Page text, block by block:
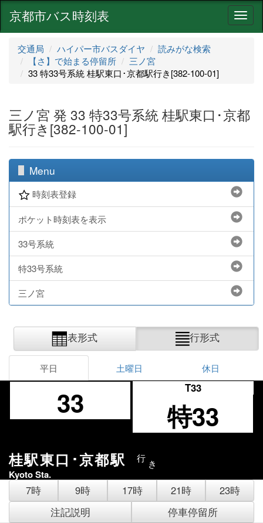
ナ
ビ
京都市バス時刻表
交通局 ハイパー市バスダイヤ
読みがな検索
【さ】で始まる停留所
三ノ宮
33 特33号系統 桂駅東口･京都駅行き[382-100-01]
三ノ宮 発 33 特33号系統 桂駅東口･京都
駅行き[382-100-01]
Menu
時刻表登録
ポケット時刻表を表示
33号系統
特33号系統
三ノ宮
表形式 行形式
平日 土曜日 休日
33 T33
特33
桂駅東口･京都駅 行 き
Kyoto Sta.
7時 9時 17時 21時
23時
注記説明
停車停留所